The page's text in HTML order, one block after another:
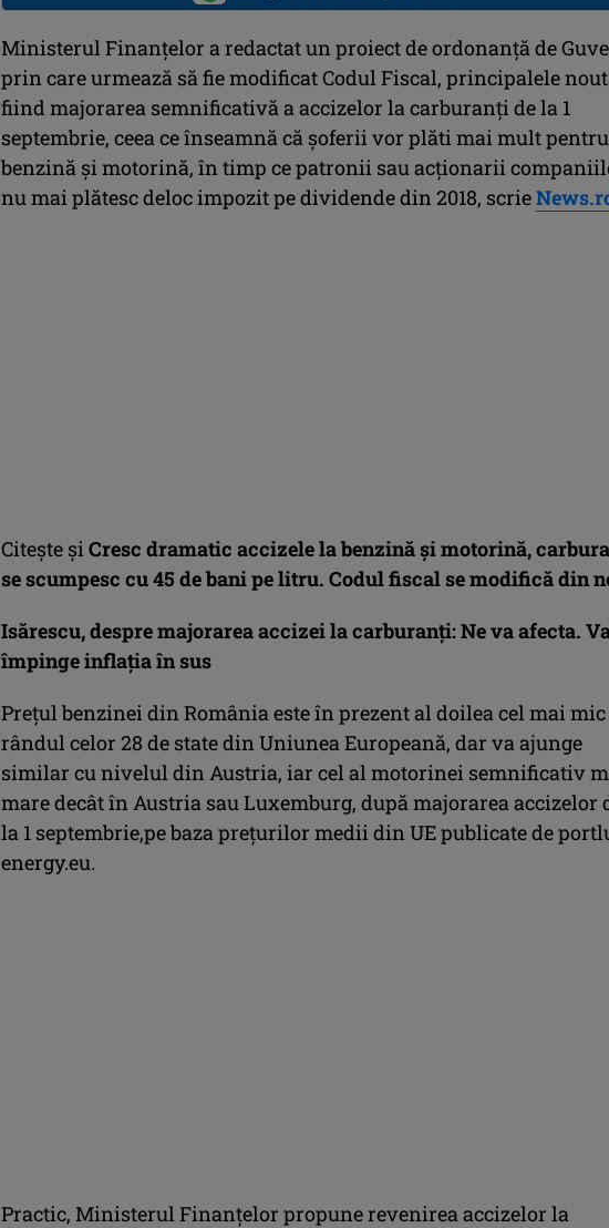
Ministerul Finanţelor a redactat un proiect de ordonanţă de
prin care urmează să fie modificat Codul Fiscal, principalele
fiind majorarea semnificativă a accizelor la carburanţi de la 1
septembrie, ceea ce înseamnă că şoferii vor plăti mai mult pentru
benzină şi motorină, în timp ce patronii sau acţionarii
nu mai plătesc deloc impozit pe dividende din 2018, scrie
Citeşte şi Cresc dramatic accizele la benzină şi motorină,
se scumpesc cu 45 de bani pe litru. Codul fiscal se modifică din
Isărescu, despre majorarea accizei la carburanţi: Ne va afecta.
împinge inflaţia în sus
Preţul benzinei din România este în prezent al doilea cel mai
rândul celor 28 de state din Uniunea Europeană, dar va ajunge
similar cu nivelul din Austria, iar cel al motorinei semnificativ
mare decât în Austria sau Luxemburg, după majorarea accizelor
la 1 septembrie,pe baza preţurilor medii din UE publicate de
energy.eu.
Practic, Ministerul Finanţelor propune revenirea accizelor la